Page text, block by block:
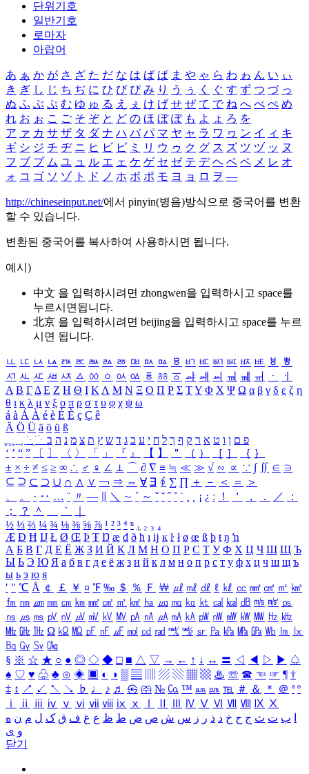
단위기호
일반기호
로마자
아랍어
あ ぁ か が さ ざ た だ な は ば ぱ ま や ゃ ら わ ゎ ん い ぃ
き ぎ し じ ち ぢ に ひ び ぴ み り う ぅ く ぐ す ず つ づ っ
ぬ ふ ぶ ぷ む ゆ ゅ る え ぇ け げ せ ぜ て で ね へ べ ぺ め
れ お ぉ こ ご そ ぞ と ど の ほ ぼ ぽ も よ ょ ろ を
ア ァ カ サ ザ タ ダ ナ ハ バ パ マ ヤ ャ ラ ワ ヮ ン イ ィ キ
ギ シ ジ チ ヂ ニ ヒ ビ ピ ミ リ ウ ゥ ク グ ス ズ ツ ヅ ッ ヌ
フ ブ プ ム ユ ュ ル エ ェ ケ ゲ セ ゼ テ デ ヘ ベ ペ メ レ オ
ォ コ ゴ ソ ゾ ト ド ノ ホ ボ ポ モ ヨ ョ ロ ヲ ―
http://chineseinput.net/에서 pinyin(병음)방식으로 중국어를 변환
할 수 있습니다.
변환된 중국어를 복사하여 사용하시면 됩니다.
예시)
中文 을 입력하시려면 zhongwen을 입력하시고 space를
누르시면됩니다.
北京 을 입력하시려면 beijing을 입력하시고 space를 누르
시면 됩니다.
ㅥ ㅦ ㅧ ㅨ ㅩ ㅪ ㅫ ㅬ ㅭ ㅮ ㅯ ㅰ ㅱ ㅲ ㅳ ㅴ ㅵ ㅶ ㅷ ㅸ
ㅹ
ㅺ ㅻ ㅼ ㅽ ㅾ ㅿ ㆀ ㆁ ㆂ ㆃ ㆄ ㆅ ㆆ ㆇ ㆈ ㆉ ㆊ ㆋ ㆌ ㆍ
ㆎ
Α Β ΓΔ Ε Ζ Η Θ Ι ΚΛ Μ Ν Ξ Ο Π Ρ Σ ΤΥ Φ Χ Ψ Ω α β γ δ ε ζ η
θ ι κ λ μ ν ξ ο π ρ σ τ υ φ χ ψ ω
á à Á À é è É È ç Ç ê
Ä Ö Ü ä ö ü ß
ִֶֹ ֻּ ׁׂ פ ם ן ו ט א ר ק ף ך ל ח י ע כ ג ד ש ץ ת צ מ נ ה ב
‘ ’ “ ” 〔 〕 〈 〉 「 」 『 』 【 】 ＂ （ ） ［ ］ ｛ ｝
± × ÷ ≠ ≤ ≥ ∞ ∴ ♂ ♀ ∠ ⊥ ⌒ ∂ ∇ ≡ ≒ ≪ ≫ √ ∽ ∝ ∵ ∫ ∬ ∈ ∋
⊆ ⊇ ⊂ ⊃ ∪ ∩ ∧ ∨ ￢ ⇒ ⇔ ∀ ∃ ∮ ∑ ∏ ＋ － ＜ ＝
＞
、
。 · ‥ … ¨ 〃 ― ＼ ∼ ´ ～ ˇ ˘ ˝ ˚ ˙ ¸ ¡ ¿ ː ！ ＇ ， ． ／
：
；
？ ＾ ｀
½ ⅓ ⅔ ¼ ¾ ⅛ ⅜ ⅝ ⅞ ¹ ² ³ ⁴ ⁿ ₁ ₂ ₃ ₄
Æ Ð Ħ Ĳ Ł Ø Œ Þ Ŧ Ŋ æ đ ð ħ ı ĳ ĸ ŀ ł ø œ ß þ ŧ ŋ ŉ
А Б В Г Д Е Ё Ж З И Й К Л М Н О П Р С Т У Ф Х Ц Ч Ш Щ Ъ
Ы Ь Э Ю Я а б в г д е ё ж з и й к л м н о п р с т у ф х ц ч ш щ ъ
ы ь э ю я
′ ″ ℃ Å ￠ ￡ ￥ ¤ ℉ ‰ ＄ ％ Ｆ ￦ ㎕ ㎖ ㎗ ℓ ㎘ ㏄ ㎣ ㎤ ㎥ ㎦
㎙ ㎚ ㎛ ㎜ ㎝ ㎞ ㎟ ㎠ ㎡ ㎢ ㏊ ㎍ ㎎ ㎏ ㏏ ㎈ ㎉ ㏈ ㎧ ㎨ ㎰
㎱ ㎲ ㎳ ㎴ ㎵ ㎶ ㎷ ㎸ ㎹ ㎀ ㎁ ㎂ ㎃ ㎄ ㎺ ㎻ ㎽ ㎾ ㎿ ㎐ ㎑
㎒ ㎓ ㎔ Ω ㏀ ㏁ ㎊ ㎋ ㎌ ㏖ ㏅ ㎭ ㎮ ㎯ ㏛ ㎩ ㎪ ㎫ ㎬ ㏝ ㏐
㏓
㏃ ㏉ ㏜ ㏆
§ ※ ☆ ★ ○ ● ◎ ◇ ◆ □ ■ △ ▽ → ← ↑ ↓ ↔ 〓 ◁ ◀ ▷ ▶ ♤
♠ ♡ ♥ ♧ ♣ ⊙ ◈ ▣ ◐ ◑ ▒ ▤ ▨ ▧ ▦ ▩ ♨ ☏ ☎ ☜ ☞ ¶ †
‡ ↕ ↗ ↙ ↖ ↘ ♭ ♩ ♪ ♬ ㉿ ㈜ № ㏇ ™ ㏂ ㏘ ℡ ＃ ＆ ＊ ＠ ª º
ⅰ
ⅱ ⅲ ⅳ ⅴ ⅵ ⅶ ⅷ ⅸ ⅹ Ⅳ Ⅴ Ⅵ Ⅶ Ⅷ Ⅸ Ⅹ
ب ت ث ج ح خ د ذ ر ز س ش ص ض ط ظ ع غ ف ق ک ل م ن ه
و ی
닫기